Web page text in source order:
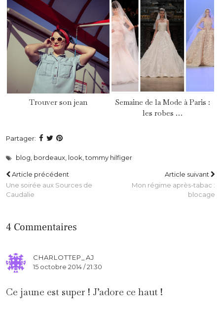
Trouver son jean
Semaine de la Mode à Paris :
les robes …
Partager:
blog, bordeaux, look,tommy hilfiger
Article précédent
Une soirée aux Sources de
Caudalie
Article suivant
Mon régime après-tabac :
blocage
4 Commentaires
CHARLOTTEP_AJ
15 octobre 2014 / 21:30
Ce jaune est super ! J’adore ce haut !